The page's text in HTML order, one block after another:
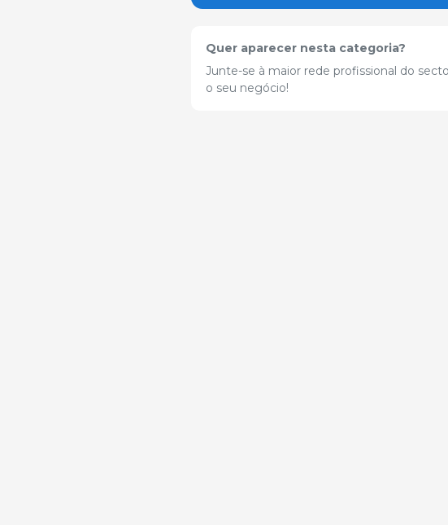
Quer aparecer nesta categoria?
Junte-se à maior rede profissional do
o seu negócio!